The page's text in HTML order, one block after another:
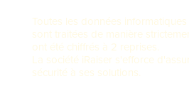
Toutes les données
sont traitées de manière
ont été chiffrés à 2 reprises.
La société iRaiser s'efforce
sécurité à ses solutions.